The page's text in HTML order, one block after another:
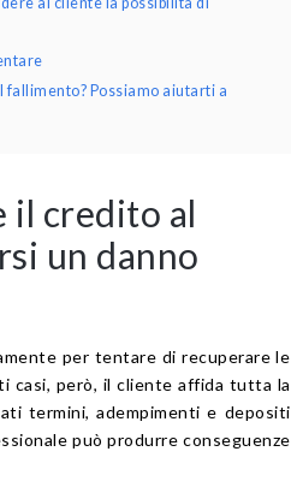
fallimento? Possiamo aiutarti a
il credito al
un danno
per tentare di recuperare le
casi, però, il cliente affida tutta la
termini, adempimenti e depositi
può produrre conseguenze